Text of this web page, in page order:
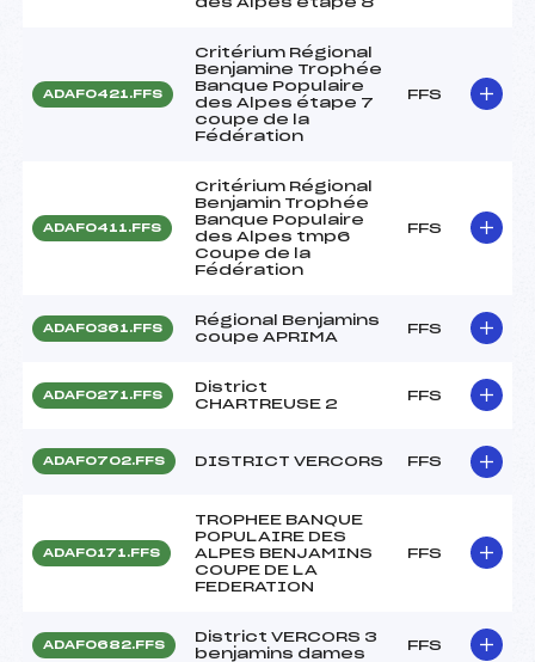
ADAF0421.FFS
Critérium Régional
Benjamine Trophée
Banque Populaire
des Alpes étape 7
coupe de la
Fédération
FFS
ADAF0411.FFS
Critérium Régional
Benjamin Trophée
Banque Populaire
des Alpes tmp6
Coupe de la
Fédération
FFS
ADAF0361.FFS
Régional Benjamins
coupe APRIMA
FFS
ADAF0271.FFS
District
CHARTREUSE 2
FFS
ADAF0702.FFS DISTRICT VERCORS FFS
ADAF0171.FFS
TROPHEE BANQUE
POPULAIRE DES
ALPES BENJAMINS
COUPE DE LA
FEDERATION
FFS
ADAF0682.FFS
District VERCORS 3
benjamins dames
FFS